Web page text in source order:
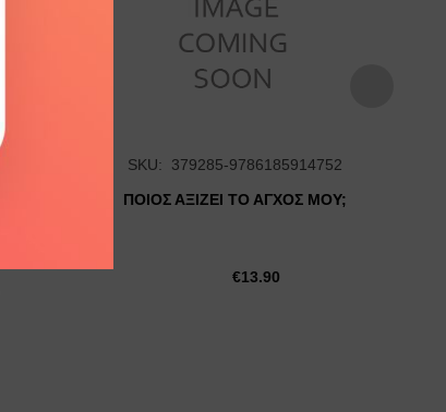
SKU: 379285-9786185914752
ΠΟΙΟΣ ΑΞΙΖΕΙ ΤΟ ΑΓΧΟΣ ΜΟΥ;
€13.90